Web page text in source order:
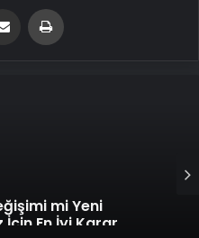
Email'den paylaş
mi Yeni
En İyi Karar